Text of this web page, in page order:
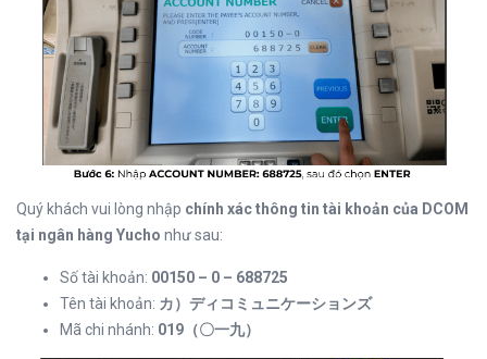
Quý khách vui lòng nhập chính xác thông tin tài khoản của DCOM
tại ngân hàng Yucho như sau:
Số tài khoản: 00150 – 0 – 688725
Tên tài khoản: カ）ディコミュニケーションズ
Mã chi nhánh: 019（〇一九）